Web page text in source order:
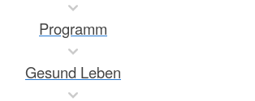
Programm
Gesund Leben